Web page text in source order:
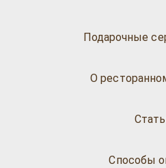
Подарочные
О
Способы